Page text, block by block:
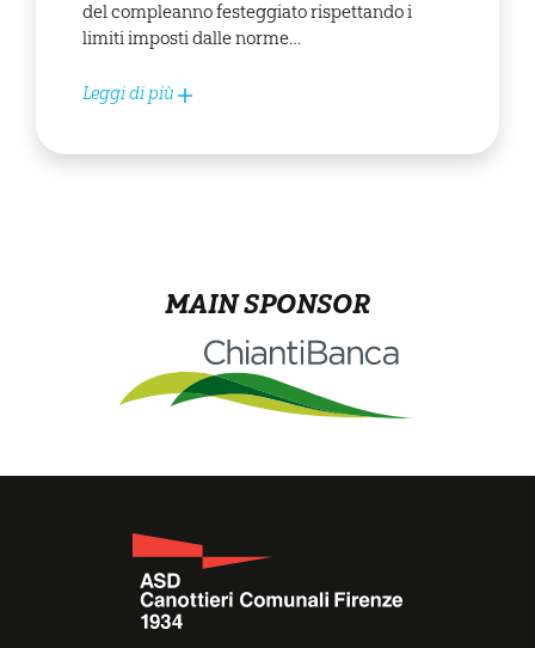
del compleanno festeggiato rispettando i
limiti imposti dalle norme…
Leggi di più
MAIN SPONSOR